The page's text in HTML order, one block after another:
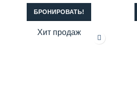
БРОНИРОВАТЬ!
Хит продаж